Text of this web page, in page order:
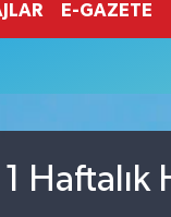
E-GAZETE